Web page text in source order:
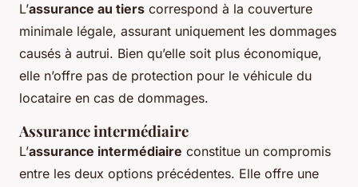
L’assurance au tiers correspond à la couverture
minimale légale, assurant uniquement les dommages
causés à autrui. Bien qu’elle soit plus économique,
elle n’offre pas de protection pour le véhicule du
locataire en cas de dommages.
Assurance intermédiaire
L’assurance intermédiaire constitue un compromis
entre les deux options précédentes. Elle offre une